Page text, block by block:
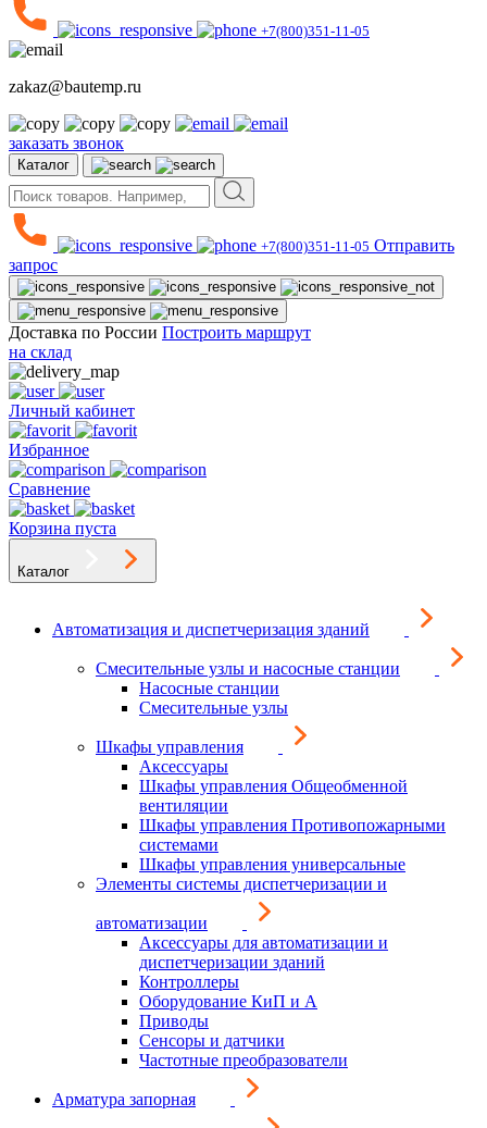
+7(800)351-11-05
zakaz@bautemp.ru
заказать звонок
Каталог
+7(800)351-11-05 Отправить
запрос
Доставка по России Построить маршрут
на склад
Личный кабинет
Избранное
Сравнение
Корзина пуста
Каталог
Автоматизация и диспетчеризация зданий
Смесительные узлы и насосные станции
Насосные станции
Смесительные узлы
Шкафы управления
Аксессуары
Шкафы управления Общеобменной
вентиляции
Шкафы управления Противопожарными
системами
Шкафы управления универсальные
Элементы системы диспетчеризации и
автоматизации
Аксессуары для автоматизации и
диспетчеризации зданий
Контроллеры
Оборудование КиП и А
Приводы
Сенсоры и датчики
Частотные преобразователи
Арматура запорная